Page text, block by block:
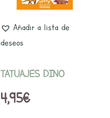
Añadir a lista de
deseos
TATUAJES DINO
4,95€